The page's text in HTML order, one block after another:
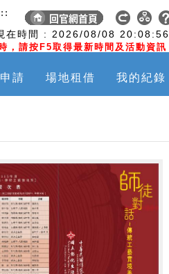
在時間 : 2026/08/08 20:08:57
，請按F5取得最新時間及活動資訊
請 場地租借 我的紀錄